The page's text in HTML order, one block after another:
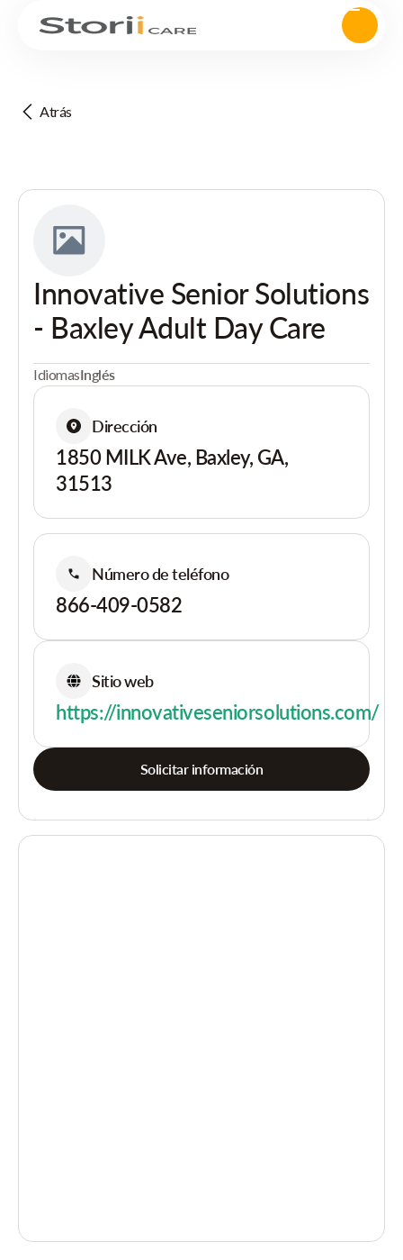
Atrás
Innovative Senior Solutions
- Baxley Adult Day Care
IdiomasInglés
Dirección
1850 MILK Ave, Baxley, GA,
31513
Número de teléfono
866-409-0582
Sitio web
https://innovativeseniorsolutions.com/
Solicitar información